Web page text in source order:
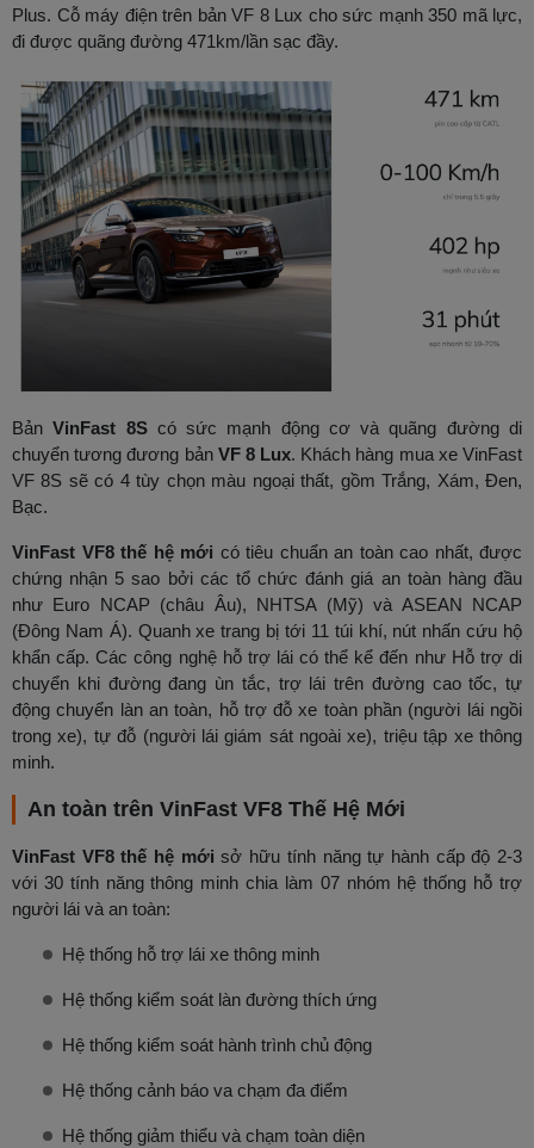
Plus. Cỗ máy điện trên bản VF 8 Lux cho sức mạnh 350 mã lực,
đi được quãng đường 471km/lần sạc đầy.
BảnVinFast 8S có sức mạnh động cơ và quãng đường di
chuyển tương đương bản VF 8 Lux. Khách hàng mua xe VinFast
VF 8S sẽ có 4 tùy chọn màu ngoại thất, gồm Trắng, Xám, Đen,
Bạc.
VinFast VF8 thế hệ mới có tiêu chuẩn an toàn cao nhất, được
chứng nhận 5 sao bởi các tổ chức đánh giá an toàn hàng đầu
như Euro NCAP (châu Âu), NHTSA (Mỹ) và ASEAN NCAP
(Đông Nam Á). Quanh xe trang bị tới 11 túi khí, nút nhấn cứu hộ
khẩn cấp. Các công nghệ hỗ trợ lái có thể kể đến như Hỗ trợ di
chuyển khi đường đang ùn tắc, trợ lái trên đường cao tốc, tự
động chuyển làn an toàn, hỗ trợ đỗ xe toàn phần (người lái ngồi
trong xe), tự đỗ (người lái giám sát ngoài xe), triệu tập xe thông
minh.
An toàn trên VinFast VF8 Thế Hệ Mới
VinFast VF8 thế hệ mới sở hữu tính năng tự hành cấp độ 2-3
với 30 tính năng thông minh chia làm 07 nhóm hệ thống hỗ trợ
người lái và an toàn:
Hệ thống hỗ trợ lái xe thông minh
Hệ thống kiểm soát làn đường thích ứng
Hệ thống kiểm soát hành trình chủ động
Hệ thống cảnh báo va chạm đa điểm
Hệ thống giảm thiểu và chạm toàn diện